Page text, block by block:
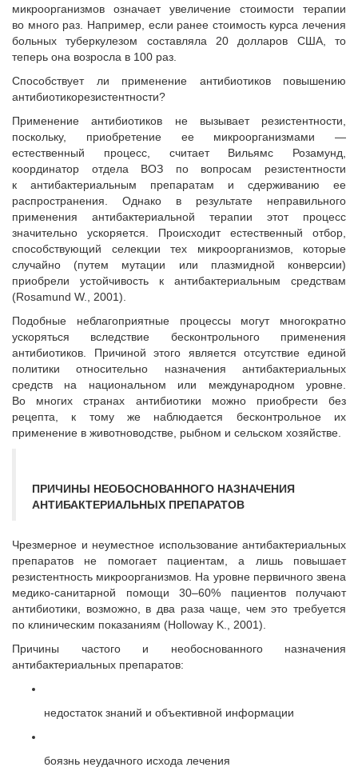
микроорганизмов означает увеличение стоимости терапии
во много раз. Например, если ранее стоимость курса лечения
больных туберкулезом составляла 20 долларов США, то
теперь она возросла в 100 раз.
Способствует ли применение антибиотиков повышению
антибиотикорезистентности?
Применение антибиотиков не вызывает резистентности,
поскольку, приобретение ее микроорганизмами —
естественный процесс, считает Вильямс Розамунд,
координатор отдела ВОЗ по вопросам резистентности
к антибактериальным препаратам и сдерживанию ее
распространения. Однако в результате неправильного
применения антибактериальной терапии этот процесс
значительно ускоряется. Происходит естественный отбор,
способствующий селекции тех микроорганизмов, которые
случайно (путем мутации или плазмидной конверсии)
приобрели устойчивость к антибактериальным средствам
(Rosamund W., 2001).
Подобные неблагоприятные процессы могут многократно
ускоряться вследствие бесконтрольного применения
антибиотиков. Причиной этого является отсутствие единой
политики относительно назначения антибактериальных
средств на национальном или международном уровне.
Во многих странах антибиотики можно приобрести без
рецепта, к тому же наблюдается бесконтрольное их
применение в животноводстве, рыбном и сельском хозяйстве.
ПРИЧИНЫ НЕОБОСНОВАННОГО НАЗНАЧЕНИЯ
АНТИБАКТЕРИАЛЬНЫХ ПРЕПАРАТОВ
Чрезмерное и неуместное использование антибактериальных
препаратов не помогает пациентам, а лишь повышает
резистентность микроорганизмов. На уровне первичного звена
медико-санитарной помощи 30–60% пациентов получают
антибиотики, возможно, в два раза чаще, чем это требуется
по клиническим показаниям (Holloway K., 2001).
Причины частого и необоснованного назначения
антибактериальных препаратов:
недостаток знаний и объективной информации
боязнь неудачного исхода лечения